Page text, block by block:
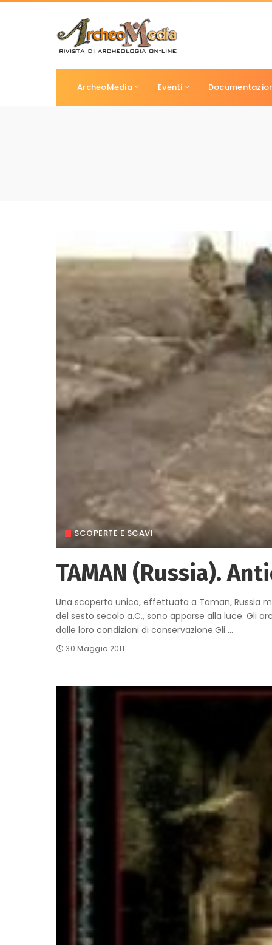
ArcheoMedia Eventi
SCOPERTE E SCAVI
TAMAN (Russia).
Una scoperta unica, effettuata a Taman, Russia
del sesto secolo a.C., sono apparse alla luce. Gli
dalle loro condizioni di conservazione.Gli ...
30 Maggio 2011